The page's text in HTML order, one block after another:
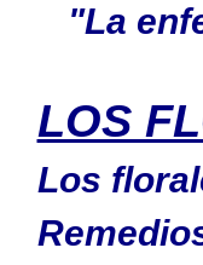
"La
LOS
Los